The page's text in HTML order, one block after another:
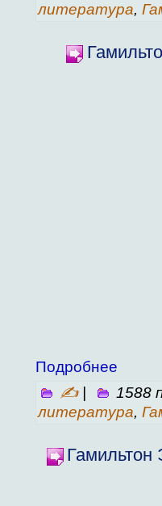
литература,
Подробнее
✍|
1588
литература,